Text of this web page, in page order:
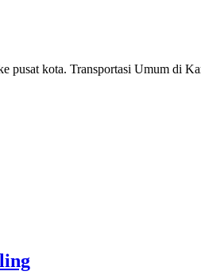
pusat kota. Transportasi Umum di